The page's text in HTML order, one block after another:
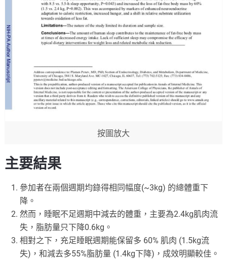
按圖放大
主要結果
參加者在兩個週期均錄得相同幅度(~3kg) 的總體重下
降。
然而，睡眠不足週期中減去的體重，主要為2.4kg肌肉流
失，脂肪量只下降0.6kg。
相對之下，充足睡眠週期能保留多 60% 肌肉 (1.5kg流
失)，和減去多55%脂肪量 (1.4kg下降)，成效明顯較佳。